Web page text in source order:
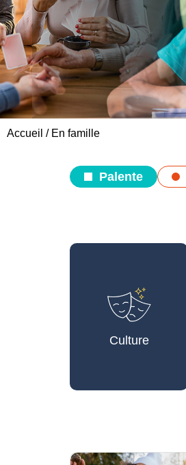
Accueil / En famille
Palente
Culture